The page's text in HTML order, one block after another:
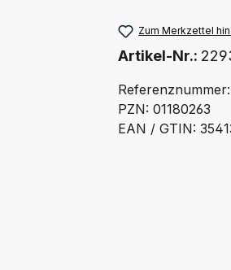
Zum Merkzettel
Artikel-Nr.:
PZN: 01180263
EAN / GTIN: